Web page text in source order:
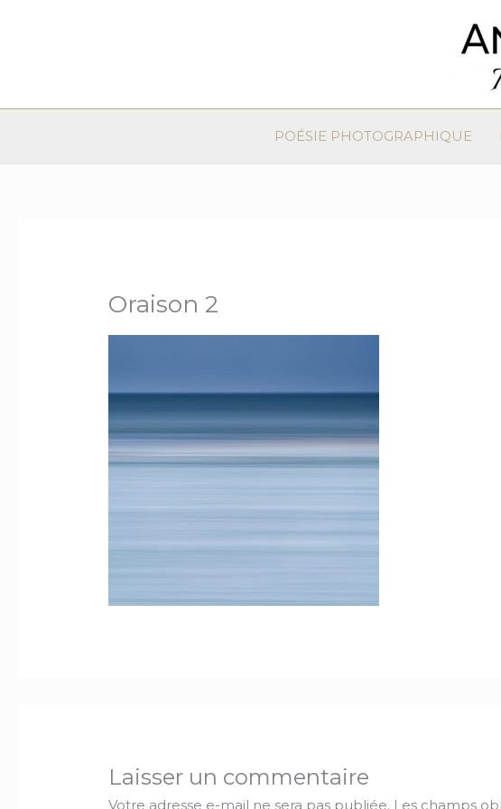
POÉSIE PHOTOGRAPHIQUE
Oraison 2
Laisser un commentaire
Votre adresse e-mail ne sera pas publiée. Les champs